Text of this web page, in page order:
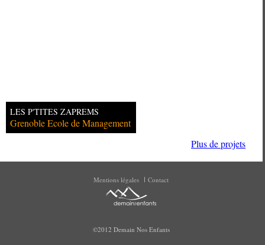
LES P'TITES ZAPREMS
Grenoble Ecole de Management
Plus de projets
Mentions légales Contact
©2012 Demain Nos Enfants